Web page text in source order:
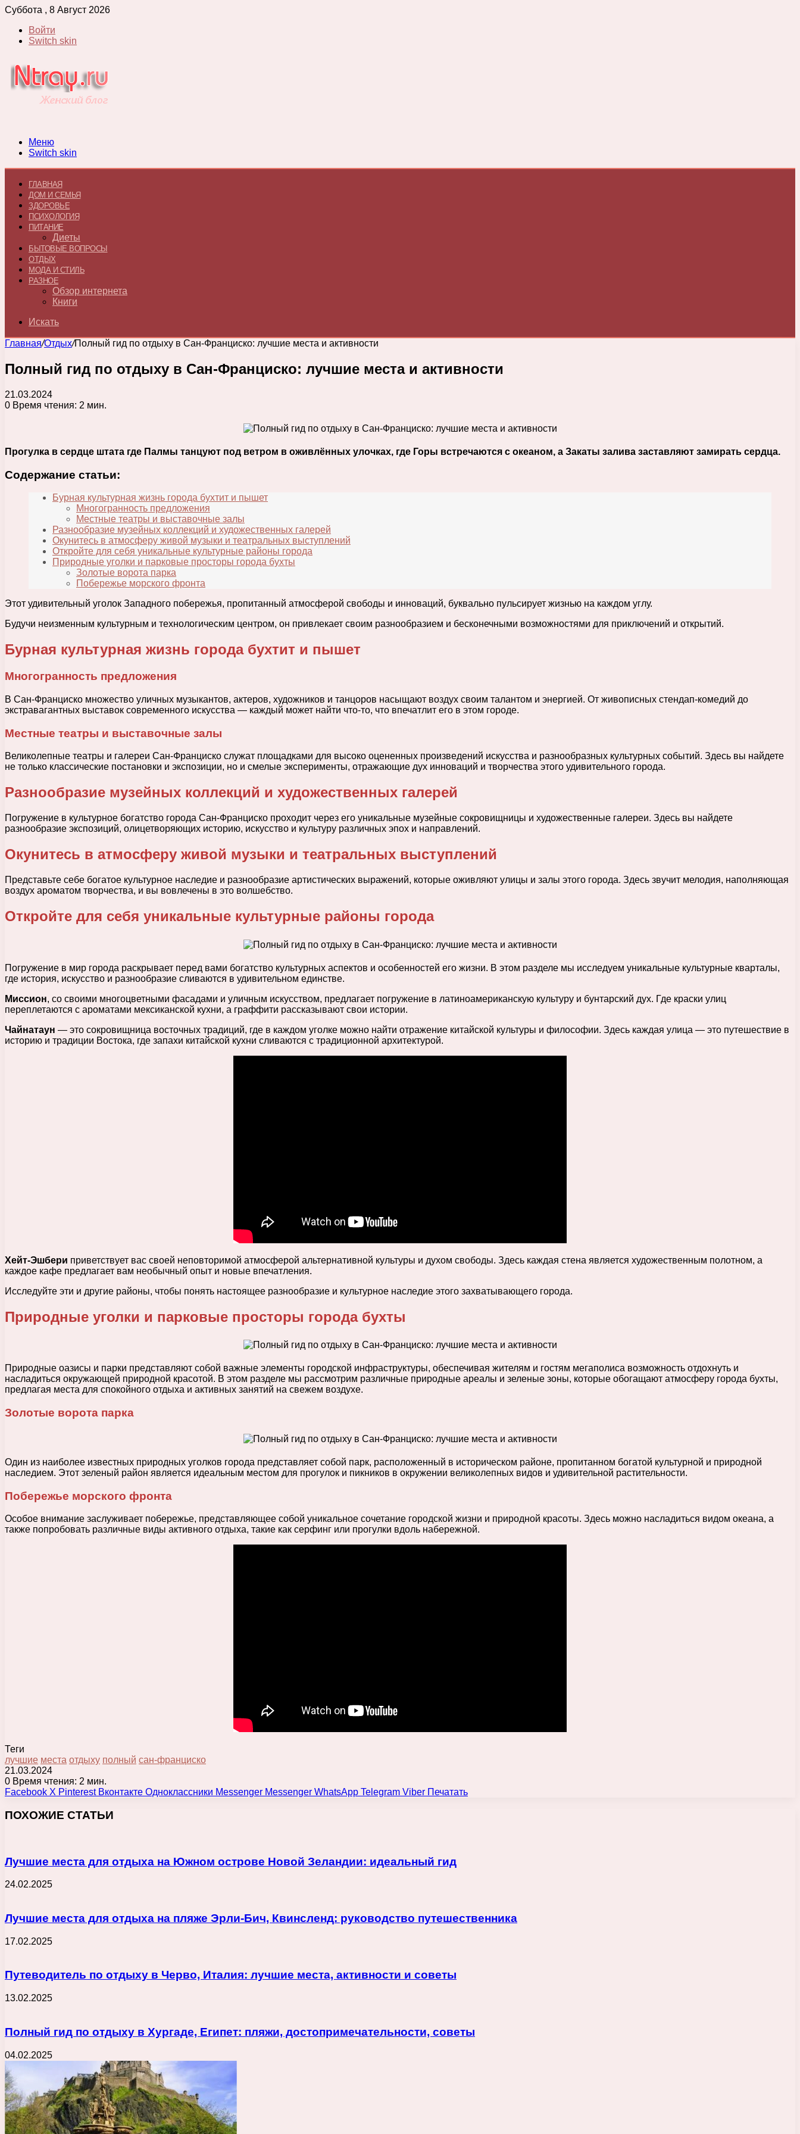
Суббота , 8 Август 2026
Войти
Switch skin
Меню
Switch skin
ГЛАВНАЯ
ДОМ И СЕМЬЯ
ЗДОРОВЬЕ
ПСИХОЛОГИЯ
ПИТАНИЕ
Диеты
БЫТОВЫЕ ВОПРОСЫ
ОТДЫХ
МОДА И СТИЛЬ
РАЗНОЕ
Обзор интернета
Книги
Искать
Главная/Отдых/Полный гид по отдыху в Сан-Франциско: лучшие места и активности
Полный гид по отдыху в Сан-Франциско: лучшие места и активности
21.03.2024
0 Время чтения: 2 мин.
Прогулка в сердце штата где Палмы танцуют под ветром в оживлённых улочках, где Горы встречаются с океаном, а Закаты залива заставляют замирать сердца.
Содержание статьи:
Бурная культурная жизнь города бухтит и пышет
Многогранность предложения
Местные театры и выставочные залы
Разнообразие музейных коллекций и художественных галерей
Окунитесь в атмосферу живой музыки и театральных выступлений
Откройте для себя уникальные культурные районы города
Природные уголки и парковые просторы города бухты
Золотые ворота парка
Побережье морского фронта
Этот удивительный уголок Западного побережья, пропитанный атмосферой свободы и инноваций, буквально пульсирует жизнью на каждом углу.
Будучи неизменным культурным и технологическим центром, он привлекает своим разнообразием и бесконечными возможностями для приключений и открытий.
Бурная культурная жизнь города бухтит и пышет
Многогранность предложения
В Сан-Франциско множество уличных музыкантов, актеров, художников и танцоров насыщают воздух своим талантом и энергией. От живописных стендап-комедий до
экстравагантных выставок современного искусства — каждый может найти что-то, что впечатлит его в этом городе.
Местные театры и выставочные залы
Великолепные театры и галереи Сан-Франциско служат площадками для высоко оцененных произведений искусства и разнообразных культурных событий. Здесь вы найдете
не только классические постановки и экспозиции, но и смелые эксперименты, отражающие дух инноваций и творчества этого удивительного города.
Разнообразие музейных коллекций и художественных галерей
Погружение в культурное богатство города Сан-Франциско проходит через его уникальные музейные сокровищницы и художественные галереи. Здесь вы найдете
разнообразие экспозиций, олицетворяющих историю, искусство и культуру различных эпох и направлений.
Окунитесь в атмосферу живой музыки и театральных выступлений
Представьте себе богатое культурное наследие и разнообразие артистических выражений, которые оживляют улицы и залы этого города. Здесь звучит мелодия, наполняющая
воздух ароматом творчества, и вы вовлечены в это волшебство.
Откройте для себя уникальные культурные районы города
Погружение в мир города раскрывает перед вами богатство культурных аспектов и особенностей его жизни. В этом разделе мы исследуем уникальные культурные кварталы,
где история, искусство и разнообразие сливаются в удивительном единстве.
Миссион, со своими многоцветными фасадами и уличным искусством, предлагает погружение в латиноамериканскую культуру и бунтарский дух. Где краски улиц
переплетаются с ароматами мексиканской кухни, а граффити рассказывают свои истории.
Чайнатаун — это сокровищница восточных традиций, где в каждом уголке можно найти отражение китайской культуры и философии. Здесь каждая улица — это путешествие в
историю и традиции Востока, где запахи китайской кухни сливаются с традиционной архитектурой.
Хейт-Эшбери приветствует вас своей неповторимой атмосферой альтернативной культуры и духом свободы. Здесь каждая стена является художественным полотном, а
каждое кафе предлагает вам необычный опыт и новые впечатления.
Исследуйте эти и другие районы, чтобы понять настоящее разнообразие и культурное наследие этого захватывающего города.
Природные уголки и парковые просторы города бухты
Природные оазисы и парки представляют собой важные элементы городской инфраструктуры, обеспечивая жителям и гостям мегаполиса возможность отдохнуть и
насладиться окружающей природной красотой. В этом разделе мы рассмотрим различные природные ареалы и зеленые зоны, которые обогащают атмосферу города бухты,
предлагая места для спокойного отдыха и активных занятий на свежем воздухе.
Золотые ворота парка
Один из наиболее известных природных уголков города представляет собой парк, расположенный в историческом районе, пропитанном богатой культурной и природной
наследием. Этот зеленый район является идеальным местом для прогулок и пикников в окружении великолепных видов и удивительной растительности.
Побережье морского фронта
Особое внимание заслуживает побережье, представляющее собой уникальное сочетание городской жизни и природной красоты. Здесь можно насладиться видом океана, а
также попробовать различные виды активного отдыха, такие как серфинг или прогулки вдоль набережной.
Теги
лучшие места отдыху полный сан-франциско
21.03.2024
0 Время чтения: 2 мин.
Facebook X Pinterest Вконтакте Одноклассники Messenger Messenger WhatsApp Telegram Viber Печатать
ПОХОЖИЕ СТАТЬИ
Лучшие места для отдыха на Южном острове Новой Зеландии: идеальный гид
24.02.2025
Лучшие места для отдыха на пляже Эрли-Бич, Квинсленд: руководство путешественника
17.02.2025
Путеводитель по отдыху в Черво, Италия: лучшие места, активности и советы
13.02.2025
Полный гид по отдыху в Хургаде, Египет: пляжи, достопримечательности, советы
04.02.2025